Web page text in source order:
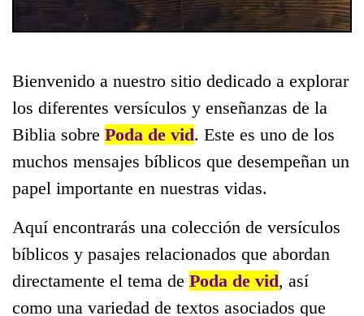
Bienvenido a nuestro sitio dedicado a explorar
los diferentes versículos y enseñanzas de la
Biblia sobre Poda de vid. Este es uno de los
muchos mensajes bíblicos que desempeñan un
papel importante en nuestras vidas.
Aquí encontrarás una colección de versículos
bíblicos y pasajes relacionados que abordan
directamente el tema de Poda de vid, así
como una variedad de textos asociados que